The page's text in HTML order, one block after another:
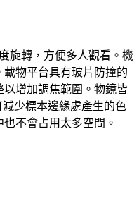
度旋轉，方便多人觀看。機
物平台具有玻片防撞的
增加調焦範圍。物鏡皆
少標本邊緣處產生的色
不會占用太多空間。